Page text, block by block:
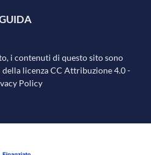
i contenuti di questo sito sono
licenza CC Attribuzione 4.0-
Policy